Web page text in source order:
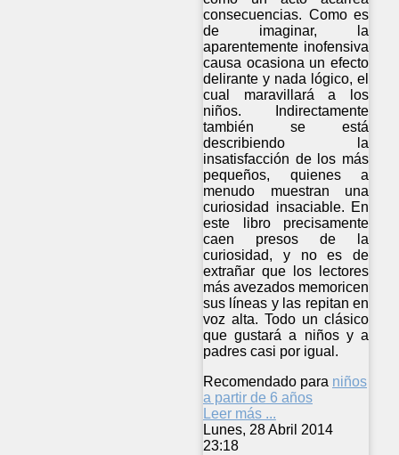
consecuencias. Como es
de imaginar, la
aparentemente inofensiva
causa ocasiona un efecto
delirante y nada lógico, el
cual maravillará a los
niños. Indirectamente
también se está
describiendo la
insatisfacción de los más
pequeños, quienes a
menudo muestran una
curiosidad insaciable. En
este libro precisamente
caen presos de la
curiosidad, y no es de
extrañar que los lectores
más avezados memoricen
sus líneas y las repitan en
voz alta. Todo un clásico
que gustará a niños y a
padres casi por igual.
Recomendado para niños
a partir de 6 años
Leer más ...
Lunes, 28 Abril 2014
23:18